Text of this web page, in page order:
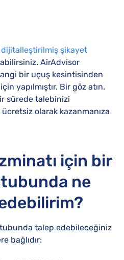
dijitalleştirilmiş şikayet
AirAdvisor
bir uçuş kesintisinden
yapılmıştır. Bir göz atın.
sürede talebinizi
olarak kazanmanıza
için bir
ne
talep edebileceğiniz
bağlıdır: